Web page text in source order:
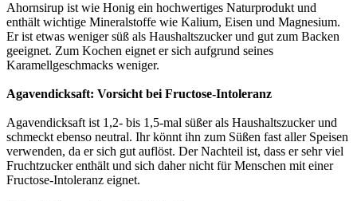
Ahornsirup ist wie Honig ein hochwertiges Naturprodukt und
enthält wichtige Mineralstoffe wie Kalium, Eisen und Magnesium.
Er ist etwas weniger süß als Haushaltszucker und gut zum Backen
geeignet. Zum Kochen eignet er sich aufgrund seines
Karamellgeschmacks weniger.
Agavendicksaft: Vorsicht bei Fructose-Intoleranz
Agavendicksaft ist 1,2- bis 1,5-mal süßer als Haushaltszucker und
schmeckt ebenso neutral. Ihr könnt ihn zum Süßen fast aller Speisen
verwenden, da er sich gut auflöst. Der Nachteil ist, dass er sehr viel
Fruchtzucker enthält und sich daher nicht für Menschen mit einer
Fructose-Intoleranz eignet.